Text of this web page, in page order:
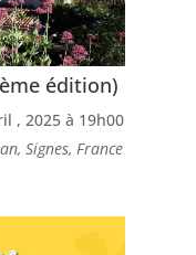
édition)
, 2025 à 19h00
Signes, France